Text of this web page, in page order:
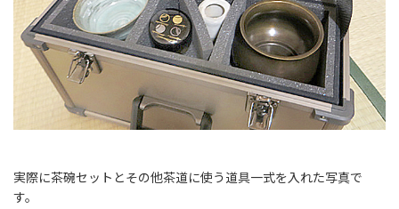
実際に茶碗セットとその他茶道に使う道具一式を入れた写真で
す。